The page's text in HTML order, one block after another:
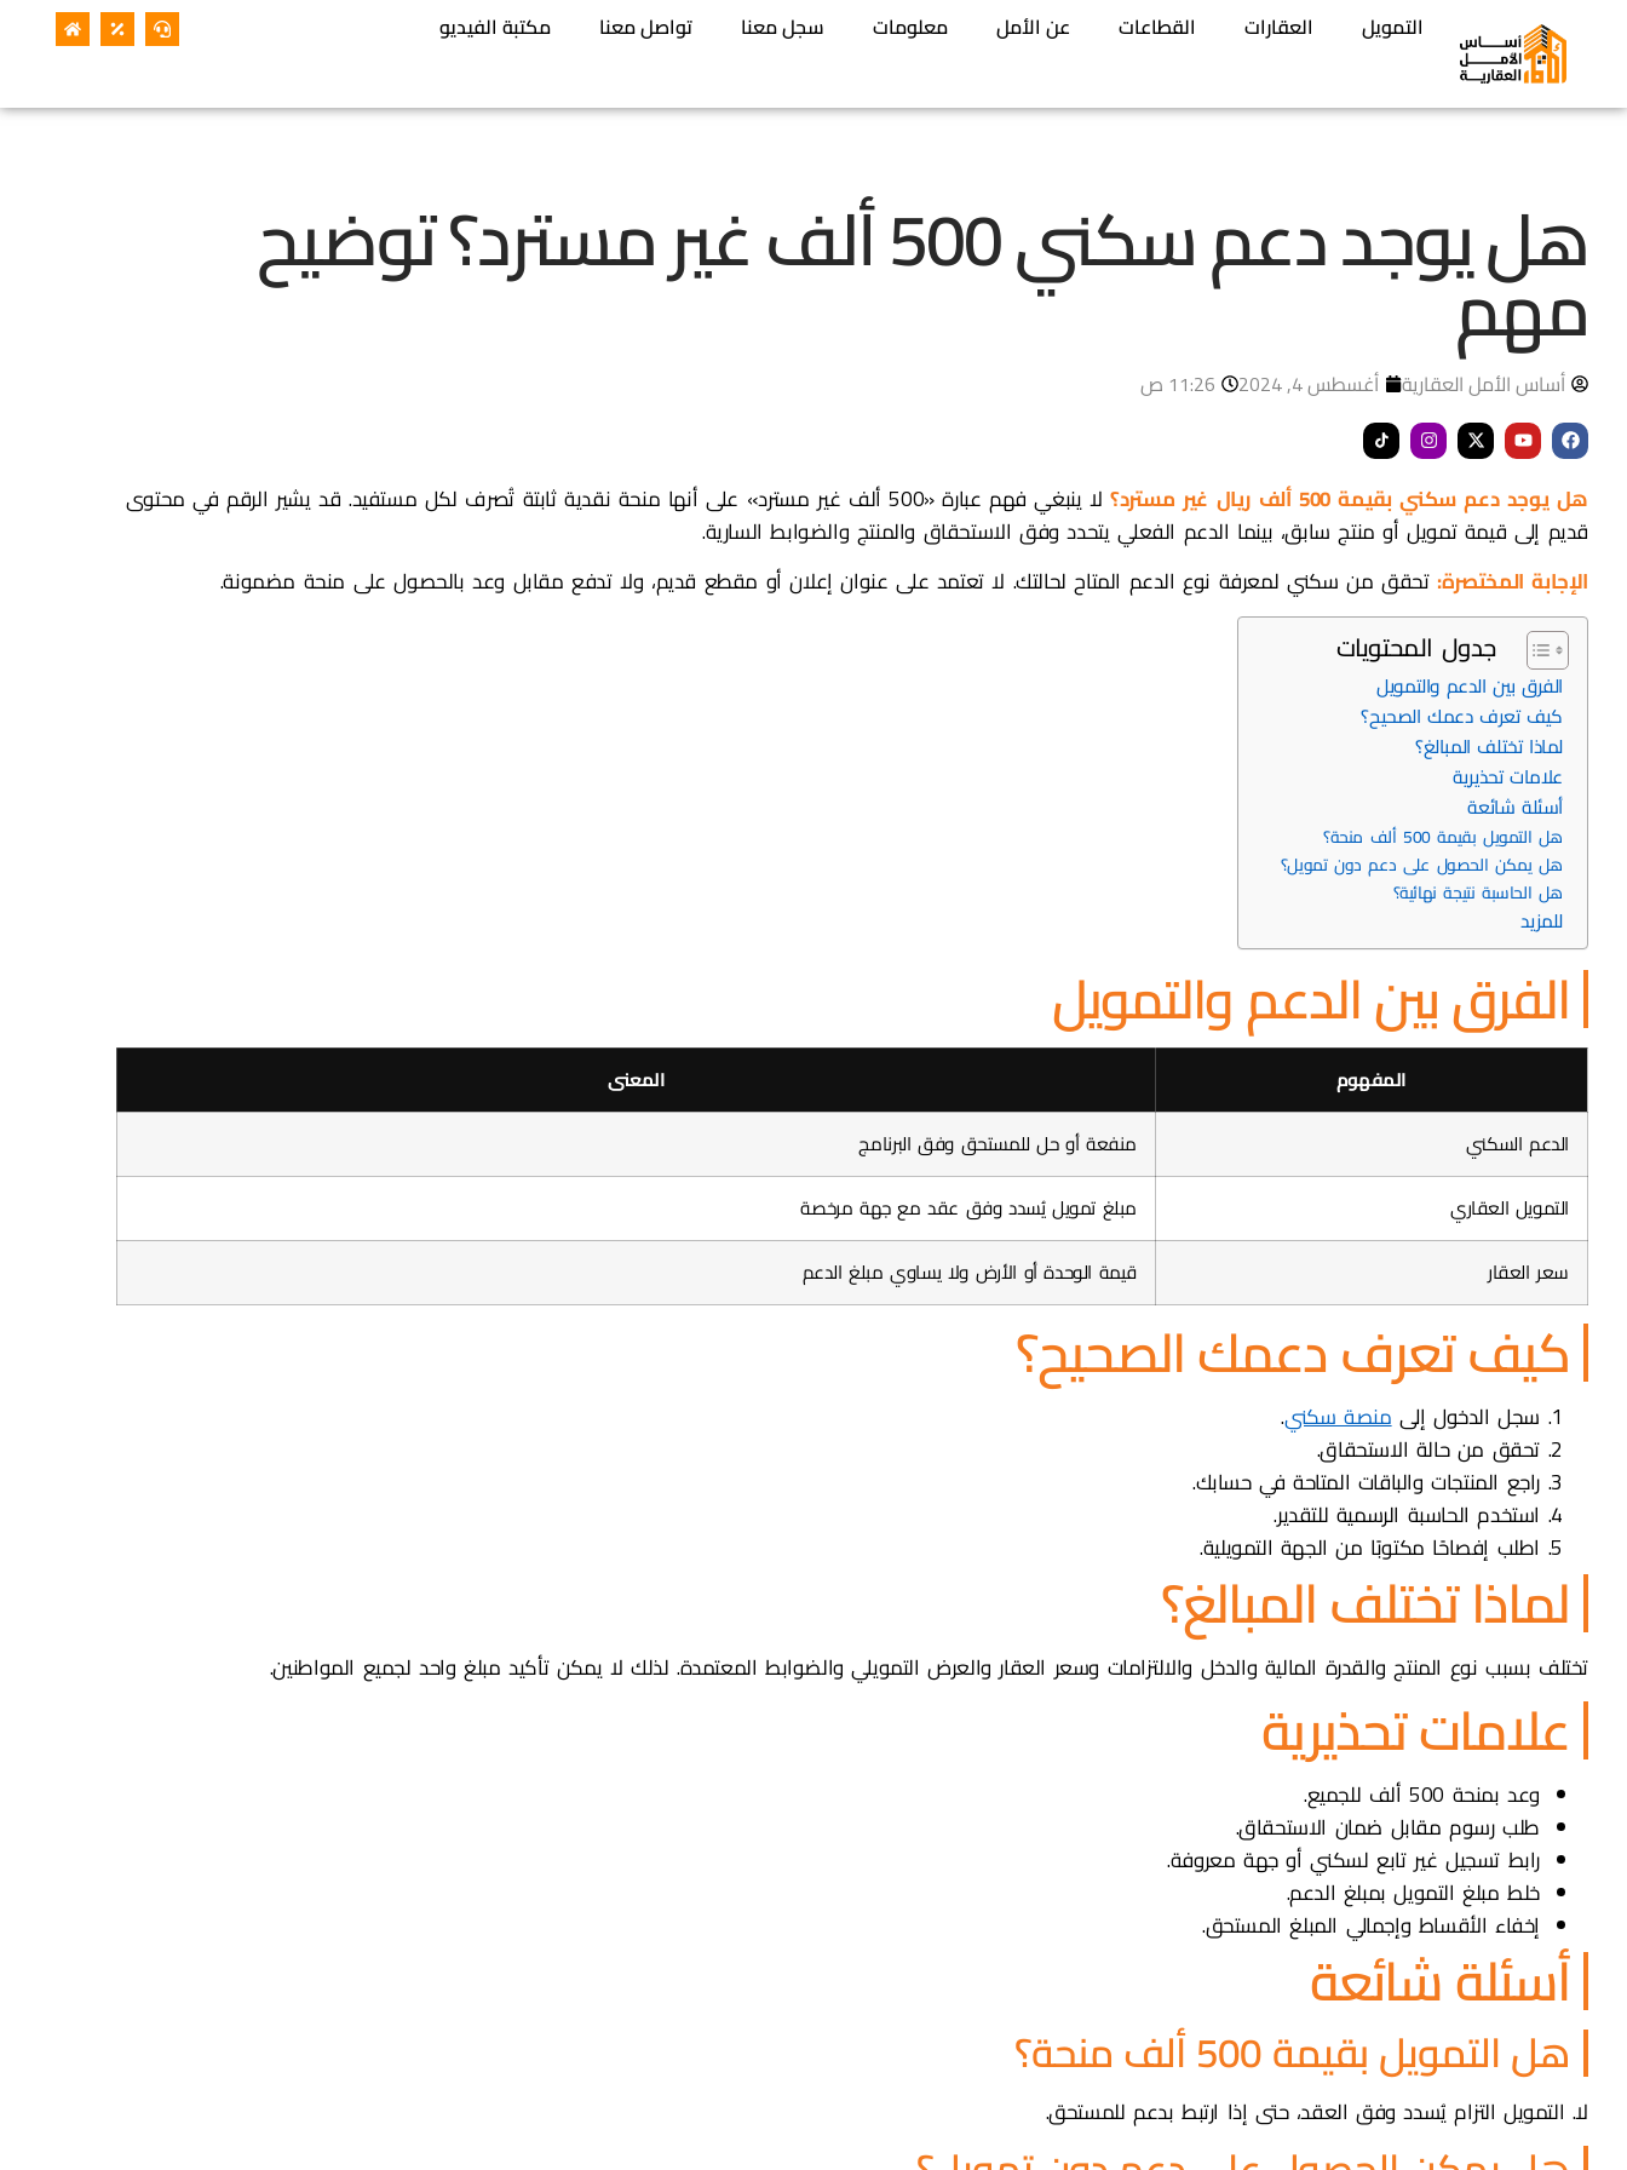
التمويل العقارات القطاعات عن الأمل معلومات سجل معنا تواصل معنا مكتبة الفيديو
هل يوجد دعم سكني 500 ألف غير مسترد؟ توضيح
مهم
أساس الأمل العقارية أغسطس 4, 2024 11:26 ص
هل يوجد دعم سكني بقيمة 500 ألف ريال غير مسترد؟
لا ينبغي فهم عبارة «500 ألف غير مسترد» على أنها منحة نقدية ثابتة تُصرف لكل مستفيد. قد يشير الرقم في محتوى
قديم إلى قيمة تمويل أو منتج سابق، بينما الدعم الفعلي يتحدد وفق الاستحقاق والمنتج والضوابط السارية.
الإجابة المختصرة: تحقق من سكني لمعرفة نوع الدعم المتاح لحالتك. لا تعتمد على عنوان إعلان أو مقطع قديم، ولا تدفع مقابل وعد بالحصول على منحة مضمونة.
جدول المحتويات
الفرق بين الدعم والتمويل
كيف تعرف دعمك الصحيح؟
لماذا تختلف المبالغ؟
علامات تحذيرية
أسئلة شائعة
هل التمويل بقيمة 500 ألف منحة؟
هل يمكن الحصول على دعم دون تمويل؟
هل الحاسبة نتيجة نهائية؟
للمزيد
الفرق بين الدعم والتمويل
المفهوم
المعنى
الدعم السكني
منفعة أو حل للمستحق وفق البرنامج
التمويل العقاري
مبلغ تمويل يُسدد وفق عقد مع جهة مرخصة
سعر العقار
قيمة الوحدة أو الأرض ولا يساوي مبلغ الدعم
كيف تعرف دعمك الصحيح؟
سجل الدخول إلىمنصة سكني.
تحقق من حالة الاستحقاق.
راجع المنتجات والباقات المتاحة في حسابك.
استخدم الحاسبة الرسمية للتقدير.
اطلب إفصاحًا مكتوبًا من الجهة التمويلية.
لماذا تختلف المبالغ؟
تختلف بسبب نوع المنتج والقدرة المالية والدخل والالتزامات وسعر العقار والعرض التمويلي والضوابط المعتمدة. لذلك لا يمكن تأكيد مبلغ واحد لجميع المواطنين.
علامات تحذيرية
وعد بمنحة 500 ألف للجميع.
طلب رسوم مقابل ضمان الاستحقاق.
رابط تسجيل غير تابع لسكني أو جهة معروفة.
خلط مبلغ التمويل بمبلغ الدعم.
إخفاء الأقساط وإجمالي المبلغ المستحق.
أسئلة شائعة
هل التمويل بقيمة 500 ألف منحة؟
لا. التمويل التزام يُسدد وفق العقد، حتى إذا ارتبط بدعم للمستحق.